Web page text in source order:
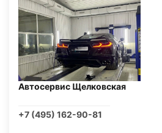
Автосервис Щелковская
+7 (495) 162-90-81